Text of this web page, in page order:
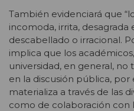
También evidenciará que
incomoda, irrita,
descabellado o irracional.
implica que los
universidad, en general,
en la discusión pública, por
materializa a través de las
como de colaboración con